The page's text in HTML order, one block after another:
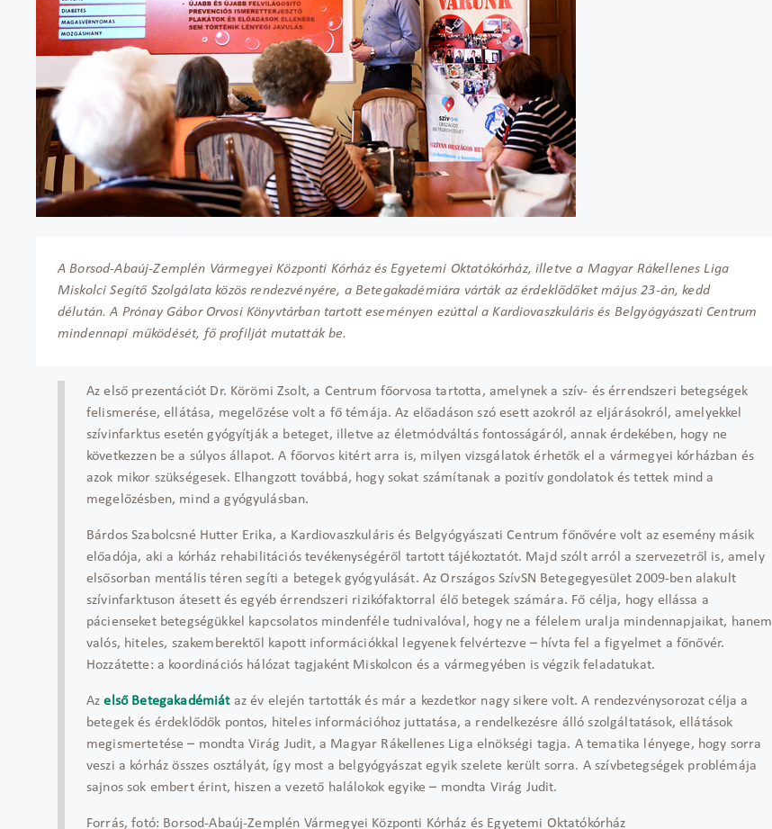
A Borsod-Abaúj-Zemplén Vármegyei Központi Kórház és Egyetemi Oktatókórház, illetve a Magyar Rákellenes Liga
Miskolci Segítő Szolgálata közös rendezvényére, a Betegakadémiára várták az érdeklődőket május 23-án, kedd
délután. A Prónay Gábor Orvosi Könyvtárban tartott eseményen ezúttal a Kardiovaszkuláris és Belgyógyászati Centrum
mindennapi működését, fő profilját mutatták be.
Az első prezentációt Dr. Körömi Zsolt, a Centrum főorvosa tartotta, amelynek a szív- és érrendszeri betegségek
felismerése, ellátása, megelőzése volt a fő témája. Az előadáson szó esett azokról az eljárásokról, amelyekkel
szívinfarktus esetén gyógyítják a beteget, illetve az életmódváltás fontosságáról, annak érdekében, hogy ne
következzen be a súlyos állapot. A főorvos kitért arra is, milyen vizsgálatok érhetők el a vármegyei kórházban és
azok mikor szükségesek. Elhangzott továbbá, hogy sokat számítanak a pozitív gondolatok és tettek mind a
megelőzésben, mind a gyógyulásban.
Bárdos Szabolcsné Hutter Erika, a Kardiovaszkuláris és Belgyógyászati Centrum főnővére volt az esemény másik
előadója, aki a kórház rehabilitációs tevékenységéről tartott tájékoztatót. Majd szólt arról a szervezetről is, amely
elsősorban mentális téren segíti a betegek gyógyulását. Az Országos SzívSN Betegegyesület 2009-ben alakult
szívinfarktuson átesett és egyéb érrendszeri rizikófaktorral élő betegek számára. Fő célja, hogy ellássa a
pácienseket betegségükkel kapcsolatos mindenféle tudnivalóval, hogy ne a félelem uralja mindennapjaikat, hanem
valós, hiteles, szakemberektől kapott információkkal legyenek felvértezve – hívta fel a figyelmet a főnővér.
Hozzátette: a koordinációs hálózat tagjaként Miskolcon és a vármegyében is végzik feladatukat.
Azelső Betegakadémiátaz év elején tartották és már a kezdetkor nagy sikere volt. A rendezvénysorozat célja a
betegek és érdeklődők pontos, hiteles információhoz juttatása, a rendelkezésre álló szolgáltatások, ellátások
megismertetése – mondta Virág Judit, a Magyar Rákellenes Liga elnökségi tagja. A tematika lényege, hogy sorra
veszi a kórház összes osztályát, így most a belgyógyászat egyik szelete került sorra. A szívbetegségek problémája
sajnos sok embert érint, hiszen a vezető halálokok egyike – mondta Virág Judit.
Forrás, fotó: Borsod-Abaúj-Zemplén Vármegyei Központi Kórház és Egyetemi Oktatókórház